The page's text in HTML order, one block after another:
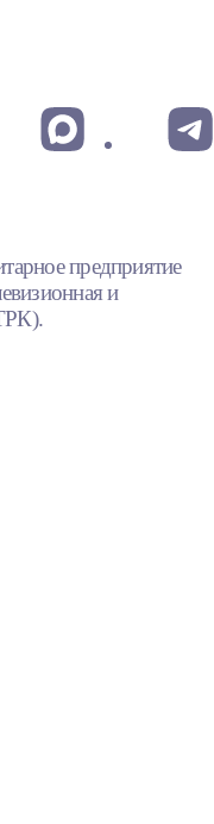
предприятие
и